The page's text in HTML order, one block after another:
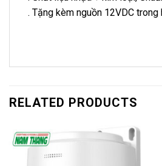
. Tặng kèm nguồn 12VDC
RELATED PRODUCTS